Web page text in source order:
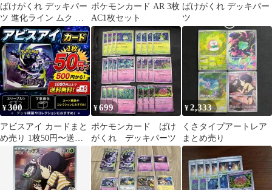
ばけがくれ デッキパー
ツ 進化ライン ムク ダ
ダリンAR アビスアイ
ポケモンカード AR 3枚
AC1枚セット
ばけがくれ デッキパー
ツ
¥300
アビスアイ カードまと
め売り 1枚50円〜送料
別500円からポケモンカ
ードゲーム
¥699
ポケモンカード ばけ
がくれ デッキパーツ
¥2,333
くさタイプアートレア
まとめ売り